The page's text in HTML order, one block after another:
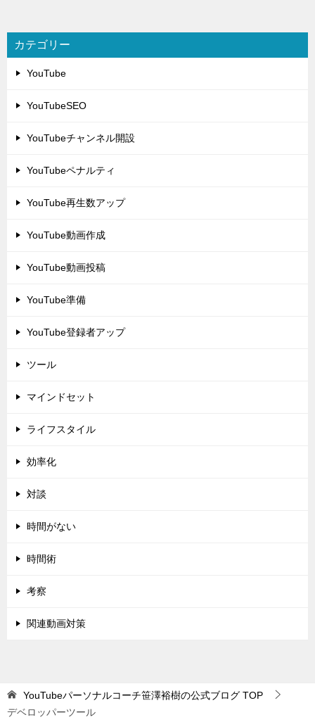
カテゴリー
YouTube
YouTubeSEO
YouTubeチャンネル開設
YouTubeペナルティ
YouTube再生数アップ
YouTube動画作成
YouTube動画投稿
YouTube準備
YouTube登録者アップ
ツール
マインドセット
ライフスタイル
効率化
対談
時間がない
時間術
考察
関連動画対策
YouTubeパーソナルコーチ笹澤裕樹の公式ブログ TOP
デベロッパーツール